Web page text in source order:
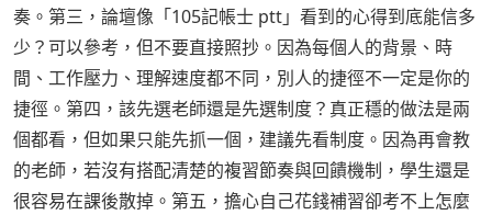
奏。第三，論壇像「105記帳士 ptt」看到的心得到底能信多
少？可以參考，但不要直接照抄。因為每個人的背景、時
間、工作壓力、理解速度都不同，別人的捷徑不一定是你的
捷徑。第四，該先選老師還是先選制度？真正穩的做法是兩
個都看，但如果只能先抓一個，建議先看制度。因為再會教
的老師，若沒有搭配清楚的複習節奏與回饋機制，學生還是
很容易在課後散掉。第五，擔心自己花錢補習卻考不上怎麼